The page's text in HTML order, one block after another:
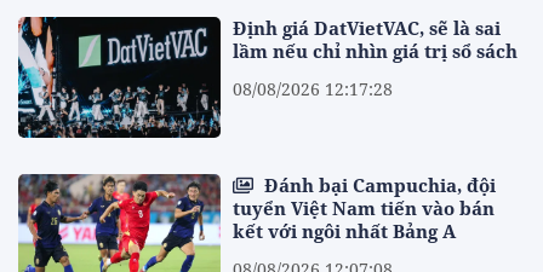
Định giá DatVietVAC, sẽ là sai
lầm nếu chỉ nhìn giá trị sổ sách
08/08/2026 12:17:28
Đánh bại Campuchia, đội
tuyển Việt Nam tiến vào bán
kết với ngôi nhất Bảng A